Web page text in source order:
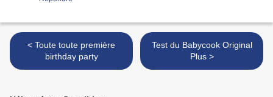
< Toute toute première
birthday party
Test du Babycook Original
Plus >